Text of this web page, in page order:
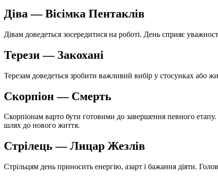
Діва — Вісімка Пентаклів
Дівам доведеться зосередитися на роботі. День сприяє
Терези — Закохані
Терезам доведеться зробити важливий вибір у стосунках або
Скорпіон — Смерть
Скорпіонам варто бути готовими до завершення певного
шлях до нового життя.
Стрілець — Лицар Жезлів
Стрільцям день приносить енергію, азарт і бажання діяти.